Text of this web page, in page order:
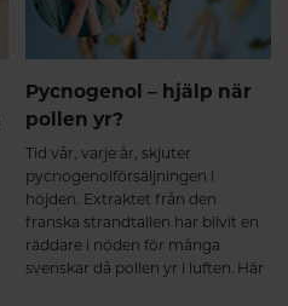
Pycnogenol – hjälp när
pollen yr?
Tid vår, varje år, skjuter
pycnogenolförsäljningen i
höjden. Extraktet från den
franska strandtallen har blivit en
räddare i nöden för många
svenskar då pollen yr i luften. Här